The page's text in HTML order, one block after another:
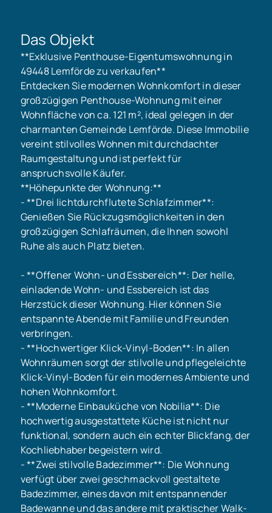
Das Objekt
**Exklusive Penthouse-Eigentumswohnung in
49448 Lemförde zu verkaufen**
Entdecken Sie modernen Wohnkomfort in dieser
großzügigen Penthouse-Wohnung mit einer
Wohnfläche von ca. 121 m², ideal gelegen in der
charmanten Gemeinde Lemförde. Diese Immobilie
vereint stilvolles Wohnen mit durchdachter
Raumgestaltung und ist perfekt für
anspruchsvolle Käufer.
**Höhepunkte der Wohnung:**
- **Drei lichtdurchflutete Schlafzimmer**:
Genießen Sie Rückzugsmöglichkeiten in den
großzügigen Schlafräumen, die Ihnen sowohl
Ruhe als auch Platz bieten.
- **Offener Wohn- und Essbereich**: Der helle,
einladende Wohn- und Essbereich ist das
Herzstück dieser Wohnung. Hier können Sie
entspannte Abende mit Familie und Freunden
verbringen.
- **Hochwertiger Klick-Vinyl-Boden**: In allen
Wohnräumen sorgt der stilvolle und pflegeleichte
Klick-Vinyl-Boden für ein modernes Ambiente und
hohen Wohnkomfort.
- **Moderne Einbauküche von Nobilia**: Die
hochwertig ausgestattete Küche ist nicht nur
funktional, sondern auch ein echter Blickfang, der
Kochliebhaber begeistern wird.
- **Zwei stilvolle Badezimmer**: Die Wohnung
verfügt über zwei geschmackvoll gestaltete
Badezimmer, eines davon mit entspannender
Badewanne und das andere mit praktischer Walk-